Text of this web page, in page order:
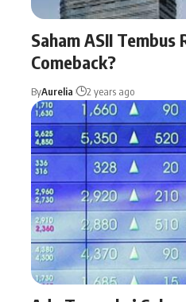
Saham ASII
Comeback?
ByAurelia 2 years ago